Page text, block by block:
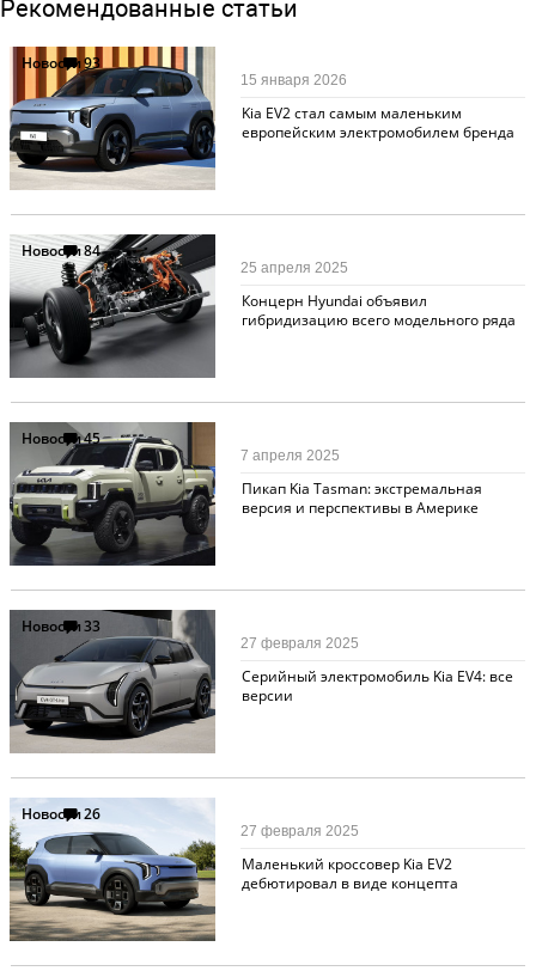
Рекомендованные статьи
Новости93
Kia EV2 стал самым маленьким
европейским электромобилем бренда
15 января 2026
Новости84
Концерн Hyundai объявил
гибридизацию всего модельного ряда
25 апреля 2025
Новости45
Пикап Kia Tasman: экстремальная
версия и перспективы в Америке
7 апреля 2025
Новости33
Серийный электромобиль Kia EV4: все
версии
27 февраля 2025
Новости26
Маленький кроссовер Kia EV2
дебютировал в виде концепта
27 февраля 2025